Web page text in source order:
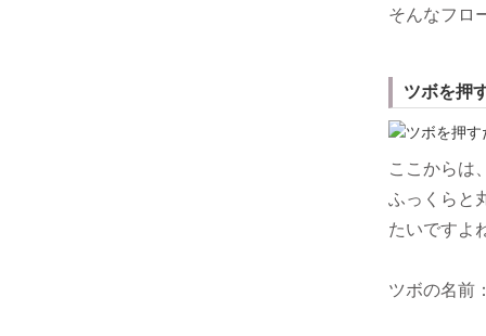
そんなフロ
ツボを押
ここからは
ふっくらと
たいですよ
ツボの名前